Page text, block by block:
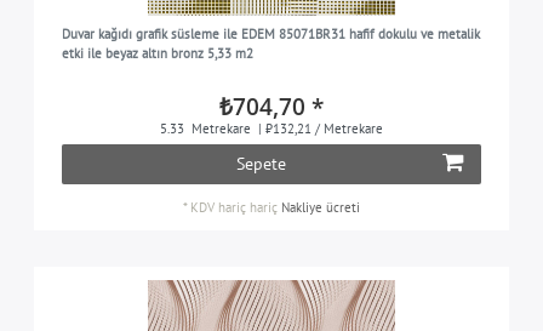
Duvar kağıdı grafik süsleme ile EDEM 85071BR31 hafif dokulu ve metalik
etki ile beyaz altın bronz 5,33 m2
₺704,70 *
5.33 Metrekare | ₺132,21 / Metrekare
Sepete
* KDV hariç hariç Nakliye ücreti